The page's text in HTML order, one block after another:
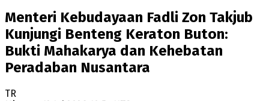
Menteri Kebudayaan Fadli Zon Takjub
Kunjungi Benteng Keraton Buton:
Bukti Mahakarya dan Kehebatan
Peradaban Nusantara
TR